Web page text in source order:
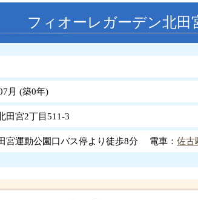
フィオーレガーデン北田
月 (築0年)
田宮2丁目511-3
宮運動公園口バス停より徒歩8分 電車： 佐古